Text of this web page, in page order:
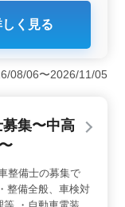
での自動車整
バイトまで多彩
日以上で残業も
資格者にとっ
職場で、自動
与面では年収
手当は全額支給
しく見る
08/06〜2026/11/05
集〜中高
整備士の募集で
整備全般、車検対